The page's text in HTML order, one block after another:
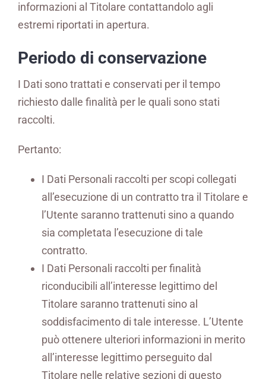
informazioni al Titolare contattandolo agli
estremi riportati in apertura.
Periodo di conservazione
I Dati sono trattati e conservati per il tempo
richiesto dalle finalità per le quali sono stati
raccolti.
Pertanto:
I Dati Personali raccolti per scopi collegati
all’esecuzione di un contratto tra il Titolare e
l’Utente saranno trattenuti sino a quando
sia completata l’esecuzione di tale
contratto.
I Dati Personali raccolti per finalità
riconducibili all’interesse legittimo del
Titolare saranno trattenuti sino al
soddisfacimento di tale interesse. L’Utente
può ottenere ulteriori informazioni in merito
all’interesse legittimo perseguito dal
Titolare nelle relative sezioni di questo